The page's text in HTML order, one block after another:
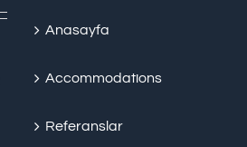
Anasayfa
Accommodations
Referanslar